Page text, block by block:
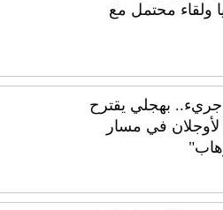
ولقاء محتمل مع
بهجلي يقترح
لأوجلان في مسار